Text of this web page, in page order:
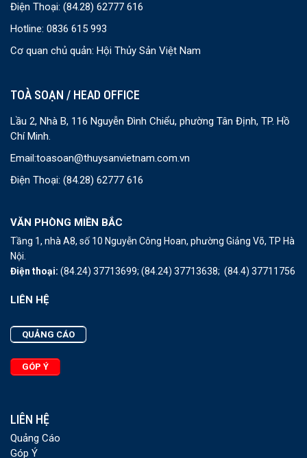
Điện Thoại: (84.28) 62777 616
Hotline: 0836 615 993
Cơ quan chủ quản: Hội Thủy Sản Việt Nam
TOÀ SOẠN / HEAD OFFICE
Lầu 2, Nhà B, 116 Nguyễn Đình Chiểu, phường Tân Định, TP. Hồ
Chí Minh.
Email:toasoan@thuysanvietnam.com.vn
Điện Thoại: (84.28) 62777 616
VĂN PHÒNG MIỀN BẮC
Tầng 1, nhà A8, số 10 Nguyễn Công Hoan, phường Giảng Võ, TP Hà
Nội.
Điện thoại: (84.24) 37713699; (84.24) 37713638; (84.4) 37711756
LIÊN HỆ
QUẢNG CÁO
GÓP Ý
LIÊN HỆ
Quảng Cáo
Góp Ý